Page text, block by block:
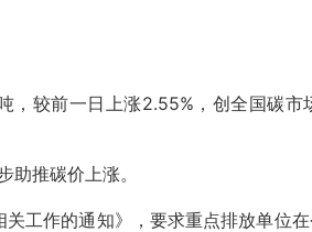
较前一日上涨2.55%，创全国碳
推碳价上涨。
工作的通知》，要求重点排放单位